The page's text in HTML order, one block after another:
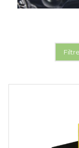
Filtre